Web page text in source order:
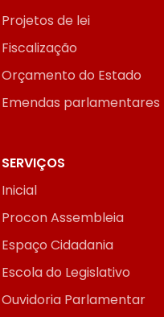
Projetos de lei
Fiscalização
Orçamento do Estado
Emendas parlamentares
SERVIÇOS
Inicial
Procon Assembleia
Espaço Cidadania
Escola do Legislativo
Ouvidoria Parlamentar